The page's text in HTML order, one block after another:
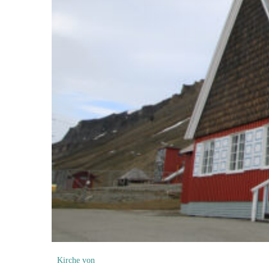
Kirche von